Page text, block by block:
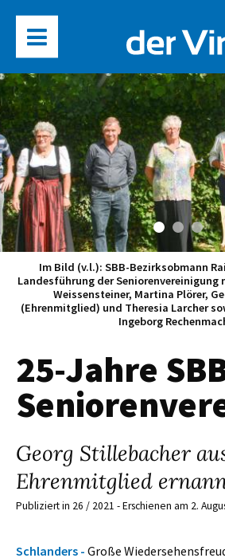
Im Bild (v.l.): SBB-Bezirksobmann
Landesführung der Seniorenvereinigung
Weissensteiner, Martina Plörer,
(Ehrenmitglied) und Theresia Larcher
Ingeborg
25-Jahre
Georg Stillebacher
Ehrenmitglied
Publiziert in 26 / 2021 - Erschienen am 2.
Schlanders - Große